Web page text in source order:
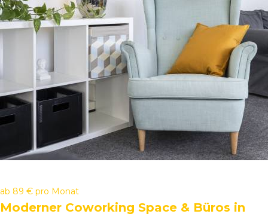
ab 89 € pro Monat
Moderner Coworking Space & Büros in